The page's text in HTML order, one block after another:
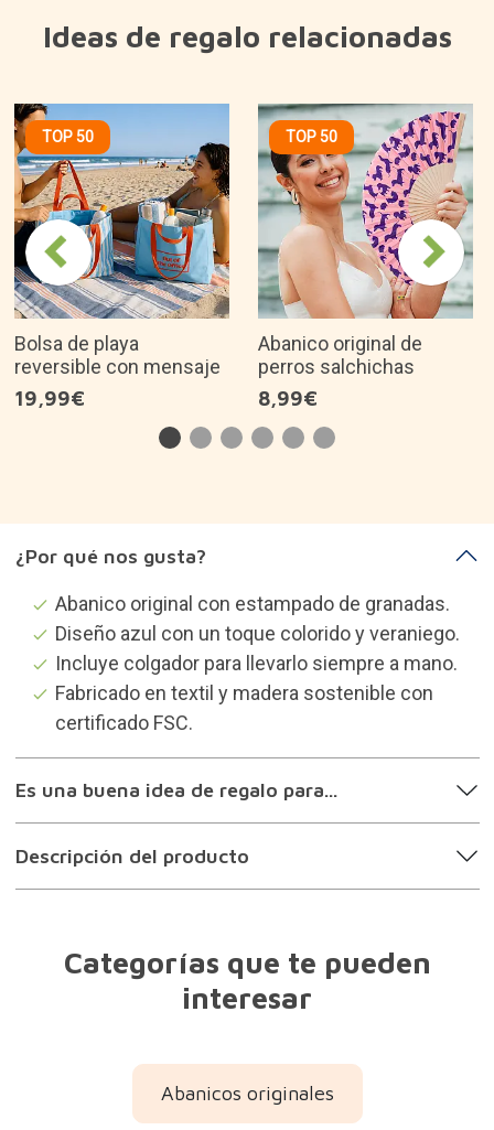
Ideas de regalo relacionadas
TOP 50
Bolsa de playa
reversible con mensaje
19,99€
TOP 50
Abanico original de
perros salchichas
8,99€
¿Por qué nos gusta?
Abanico original con estampado de granadas.
Diseño azul con un toque colorido y veraniego.
Incluye colgador para llevarlo siempre a mano.
Fabricado en textil y madera sostenible con
certificado FSC.
Es una buena idea de regalo para...
Descripción del producto
Categorías que te pueden
interesar
Abanicos originales